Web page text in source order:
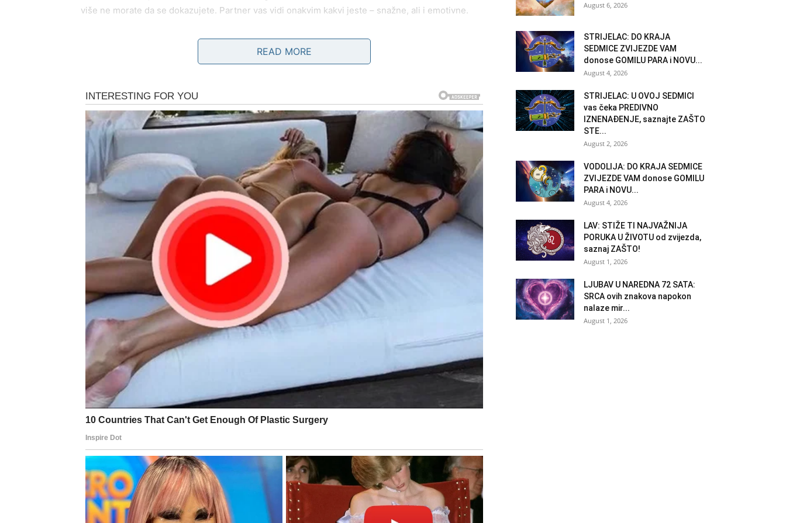
više ne morate da se dokazujete. Partner vas vidi onakvim kakvi jeste – snažne, ali i emotivne.
Slobodni Ovnovi mogu upoznati osobu kojane izaziva haos, već donosi mir
za vas, jer ste navikli na burne emocije. Sada dolazi ljubav koja vas ne iscrpljuje, već vas puni
Posao i odluke
Na praktičnom planu, divni dani donosenapredak i priznanje
. Nešto što ste započeli ranije sada
daje rezultate. Moguća je nova prilika, razgovor ili vest koja vam vraća motivaciju. Vi konačno
vidite da se hrabrost isplatila.
Poruka za Ovna:
Prestani da se osvrćeš unazad. Ono najbolje tek dolazi.
BIK – MIR, BLAGOSTANJE I OSEĆAJ DA JE SVE NA
SVOM MESTU
Za Bika dolazi period u kojem se život stabilizuje i postaje prijatan
. Vi ste znak koji voli sigurnost,
ali često do nje dolazite kroz dugotrajnu borbu i odricanje. Sada više nema potrebe za borbom.
Divni dani pred vama dolaze jer stenaučili da verujete procesu i sebi
U prethodnom periodu Bik je:
nosio brige koje su ga opterećivale
ćutao dok su drugi govorili
čekao pravi trenutak
Taj trenutak dolazi sada. Energija koja vam dolazi donosi olakšanje, mir i osećaj da ste zaštićeni
READ MORE
August 6, 2026
STRIJELAC: DO KRAJA
SEDMICE ZVIJEZDE VAM
donose GOMILU PARA i NOVU...
August 4, 2026
STRIJELAC: U OVOJ SEDMICI
vas čeka PREDIVNO
IZNENAĐENJE, saznajte ZAŠTO
STE...
August 2, 2026
VODOLIJA: DO KRAJA SEDMICE
ZVIJEZDE VAM donose GOMILU
PARA i NOVU...
August 4, 2026
LAV: STIŽE TI NAJVAŽNIJA
PORUKA U ŽIVOTU od zvijezda,
saznaj ZAŠTO!
August 1, 2026
LJUBAV U NAREDNA 72 SATA:
SRCA ovih znakova napokon
nalaze mir...
August 1, 2026